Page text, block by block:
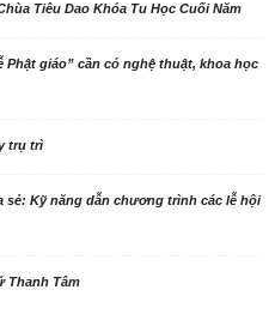
Tiêu Dao Khóa Tu Học Cuối Năm
Phật giáo” cần có nghệ thuật, khoa học
trụ trì
sẻ: Kỹ năng dẫn chương trình các lễ hội
Thanh Tâm